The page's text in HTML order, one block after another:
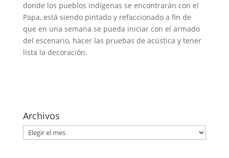
donde los pueblos indígenas se encontrarán con el
Papa, está siendo pintado y refaccionado a fin de
que en una semana se pueda iniciar con el armado
del escenario, hacer las pruebas de acústica y tener
lista la decoración.
Archivos
Archivos